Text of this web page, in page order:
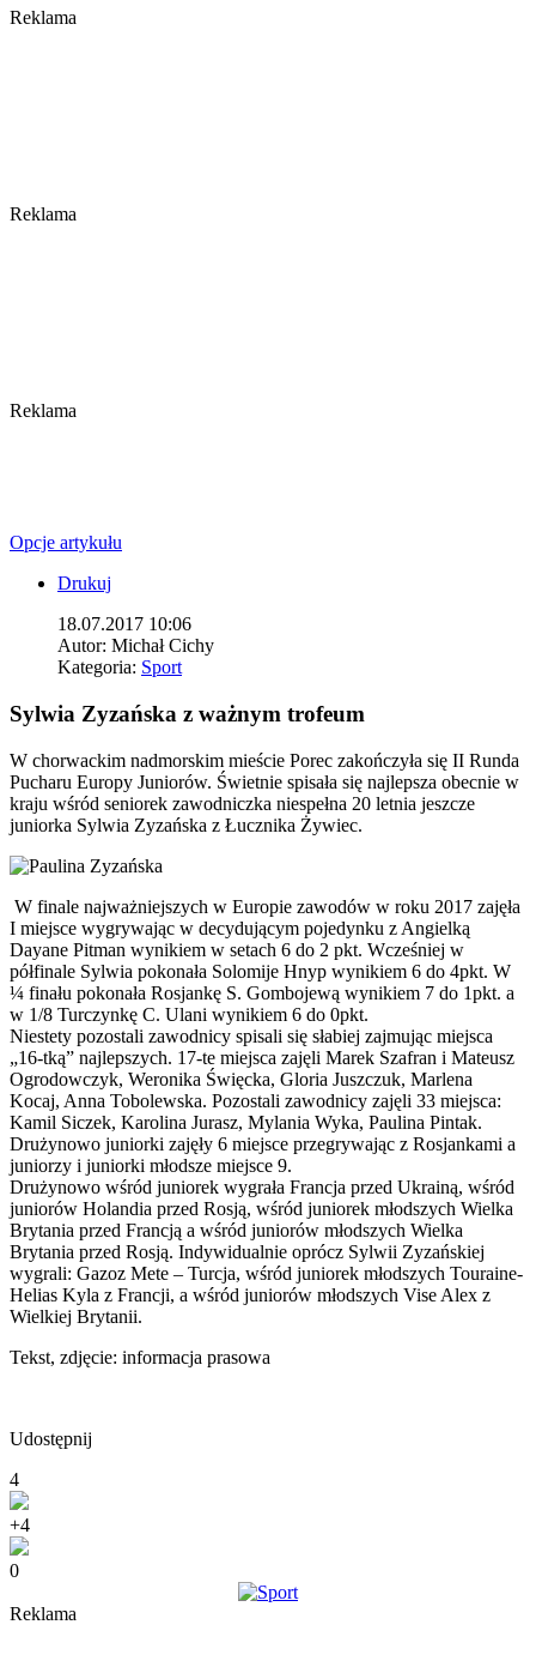
Reklama
Reklama
Reklama
Opcje artykułu
Drukuj
18.07.2017 10:06
Autor: Michał Cichy
Kategoria: Sport
Sylwia Zyzańska z ważnym trofeum
W chorwackim nadmorskim mieście Porec zakończyła się II Runda
Pucharu Europy Juniorów. Świetnie spisała się najlepsza obecnie w
kraju wśród seniorek zawodniczka niespełna 20 letnia jeszcze
juniorka Sylwia Zyzańska z Łucznika Żywiec.
W finale najważniejszych w Europie zawodów w roku 2017 zajęła
I miejsce wygrywając w decydującym pojedynku z Angielką
Dayane Pitman wynikiem w setach 6 do 2 pkt. Wcześniej w
półfinale Sylwia pokonała Solomije Hnyp wynikiem 6 do 4pkt. W
¼ finału pokonała Rosjankę S. Gombojewą wynikiem 7 do 1pkt. a
w 1/8 Turczynkę C. Ulani wynikiem 6 do 0pkt.
Niestety pozostali zawodnicy spisali się słabiej zajmując miejsca
„16-tką” najlepszych. 17-te miejsca zajęli Marek Szafran i Mateusz
Ogrodowczyk, Weronika Święcka, Gloria Juszczuk, Marlena
Kocaj, Anna Tobolewska. Pozostali zawodnicy zajęli 33 miejsca:
Kamil Siczek, Karolina Jurasz, Mylania Wyka, Paulina Pintak.
Drużynowo juniorki zajęły 6 miejsce przegrywając z Rosjankami a
juniorzy i juniorki młodsze miejsce 9.
Drużynowo wśród juniorek wygrała Francja przed Ukrainą, wśród
juniorów Holandia przed Rosją, wśród juniorek młodszych Wielka
Brytania przed Francją a wśród juniorów młodszych Wielka
Brytania przed Rosją. Indywidualnie oprócz Sylwii Zyzańskiej
wygrali: Gazoz Mete – Turcja, wśród juniorek młodszych Touraine-
Helias Kyla z Francji, a wśród juniorów młodszych Vise Alex z
Wielkiej Brytanii.
Tekst, zdjęcie: informacja prasowa
Udostępnij
4
+4
0
Reklama